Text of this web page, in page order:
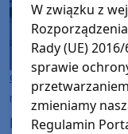
Gmina Chojnice
niedziela, 19 lipca 2026,
Postulaty
W związku z
Rady (UE)
sprawie
zmieniamy
Regulamin